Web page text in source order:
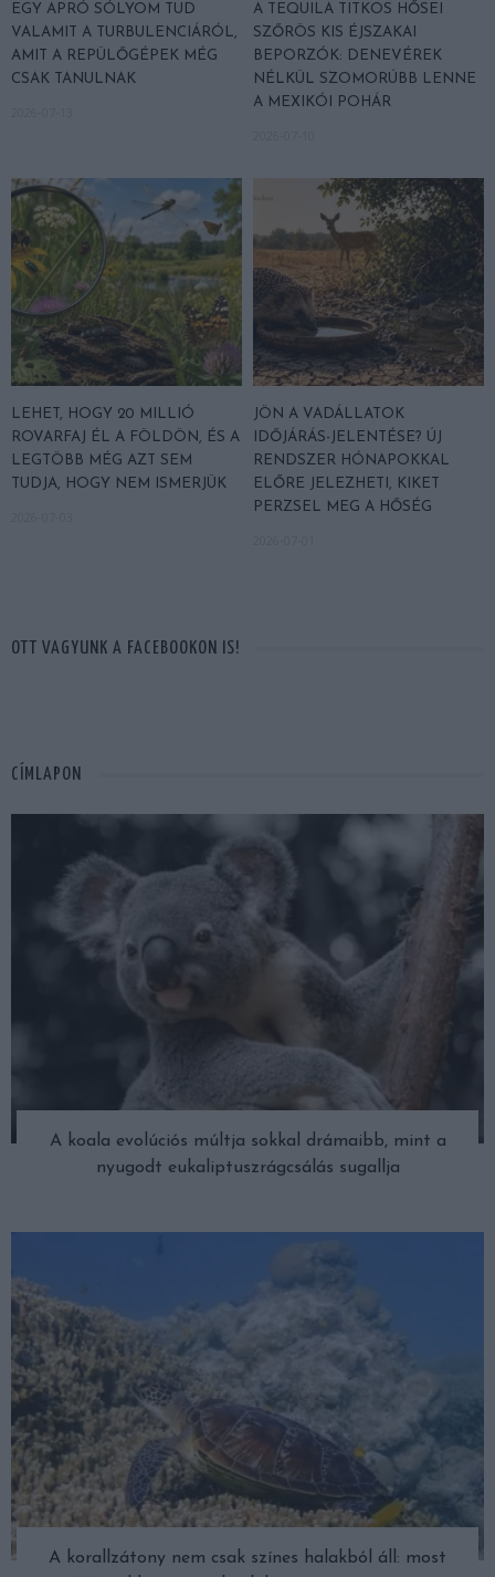
EGY APRÓ SÓLYOM TUD
VALAMIT A TURBULENCIÁRÓL,
AMIT A REPÜLŐGÉPEK MÉG
CSAK TANULNAK
A TEQUILA TITKOS HŐSEI
SZŐRÖS KIS ÉJSZAKAI
BEPORZÓK: DENEVÉREK
NÉLKÜL SZOMORÚBB LENNE
A MEXIKÓI POHÁR
LEHET, HOGY 20 MILLIÓ
ROVARFAJ ÉL A FÖLDÖN, ÉS A
LEGTÖBB MÉG AZT SEM
TUDJA, HOGY NEM ISMERJÜK
JÖN A VADÁLLATOK
IDŐJÁRÁS-JELENTÉSE? ÚJ
RENDSZER HÓNAPOKKAL
ELŐRE JELEZHETI, KIKET
PERZSEL MEG A HŐSÉG
OTT VAGYUNK A FACEBOOKON IS!
CÍMLAPON
A koala evolúciós múltja sokkal drámaibb, mint a
nyugodt eukaliptuszrágcsálás sugallja
A korallzátony nem csak színes halakból áll: most